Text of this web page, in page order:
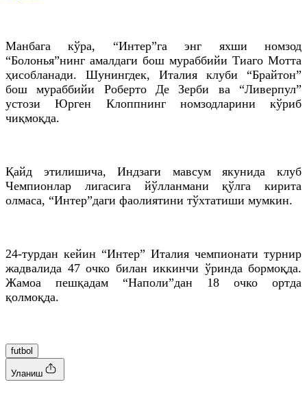
Манбага кўра, “Интер”га энг яхши номзод
“Болонья”нинг амалдаги бош мураббийи Тиаго Мотта
ҳисобланади. Шунингдек, Италия клуби “Брайтон”
бош мураббийи Роберто Де Зерби ва “Ливерпул”
устози Юрген Клоппнинг номзодларини кўриб
чиқмоқда.
Қайд этилишича, Индзаги мавсум якунида клуб
Чемпионлар лигасига йўлланмани қўлга кирита
олмаса, “Интер”даги фаолиятини тўхтатиши мумкин.
24-турдан кейин “Интер” Италия чемпионати турнир
жадвалида 47 очко билан иккинчи ўринда бормоқда.
Жамоа пешқадам “Наполи”дан 18 очко ортда
қолмоқда.
futbol
Уланиш